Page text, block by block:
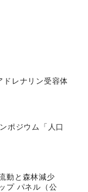
ドレナリン受容体
ポジウム「人口
動と森林減少
プ パネル（公